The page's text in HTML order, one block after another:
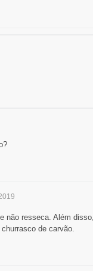
resseca. Além
de carvão.